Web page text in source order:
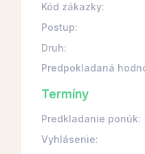
Kód zákazky:
Postup:
Druh:
Predpokladaná
Termíny
Predkladanie ponúk:
Vyhlásenie: